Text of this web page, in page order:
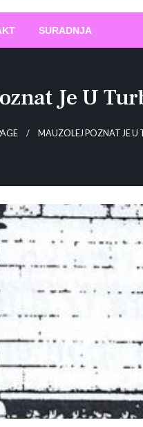
SURADNJA
Je U
MAUZOLEJ POZNAT JE